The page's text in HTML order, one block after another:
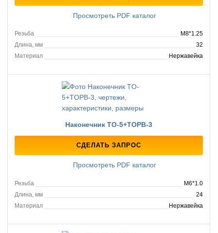
Просмотреть PDF каталог
Резьба
M8*1.25
Длина, мм
32
Материал
Нержавейка
Наконечник TO-5+TOPB-3
СДЕЛАТЬ ЗАПРОС
Просмотреть PDF каталог
Резьба
M6*1.0
Длина, мм
24
Материал
Нержавейка